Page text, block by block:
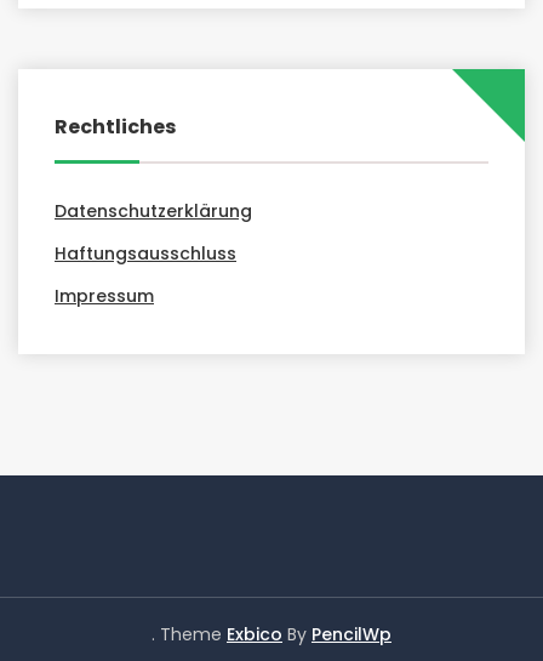
Rechtliches
Datenschutzerklärung
Haftungsausschluss
Impressum
. Theme Exbico By PencilWp